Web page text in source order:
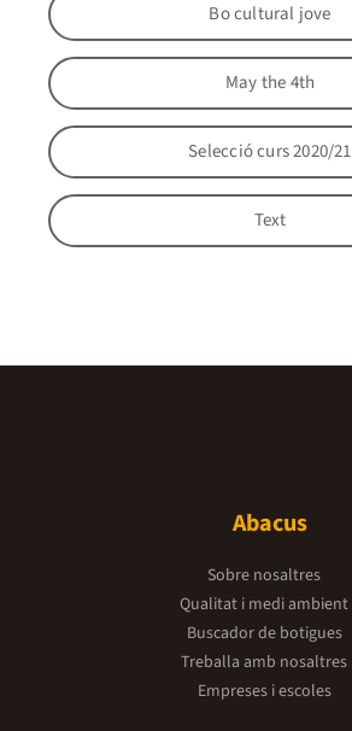
Bo cultural jove
May the 4th
Selecció curs 2020/21
Text
Abacus
Sobre nosaltres
Qualitat i medi ambient
Buscador de botigues
Treballa amb nosaltres
Empreses i escoles